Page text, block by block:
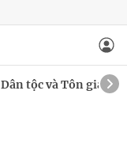
Dân tộc và Tôn giáo